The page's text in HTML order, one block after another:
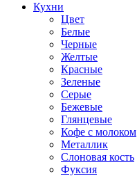
Кухни
Цвет
Белые
Черные
Желтые
Красные
Зеленые
Серые
Бежевые
Глянцевые
Кофе с молоком
Металлик
Слоновая кость
Фуксия